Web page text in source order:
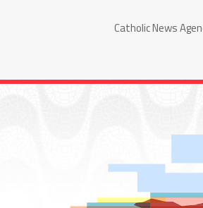
Catholic News